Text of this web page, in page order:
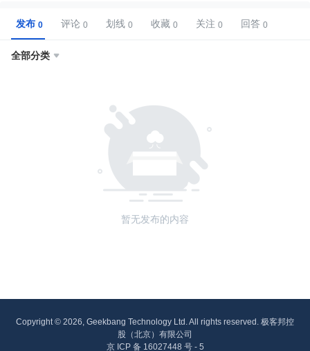
发布 评论 划线 收藏 关注 回答
全部分类 
暂无发布的内容
Copyright © 2026, Geekbang Technology Ltd. All rights reserved. 极客邦控
股（北京）有限公司
京 ICP 备 16027448 号 - 5